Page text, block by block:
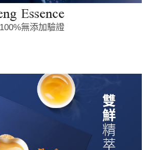
Essence
無添加驗證